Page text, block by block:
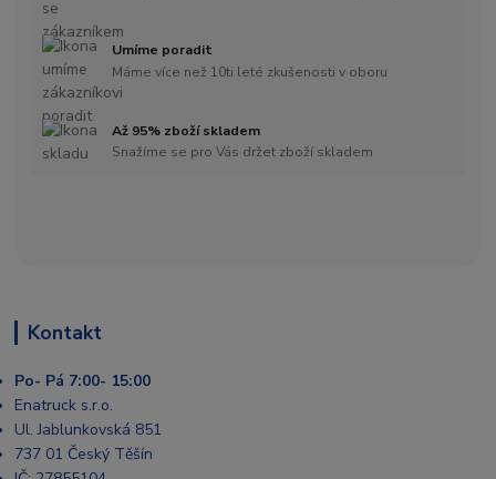
Umíme poradit
Máme více než 10ti leté zkušenosti v oboru
Až 95% zboží skladem
Snažíme se pro Vás držet zboží skladem
Kontakt
Po- Pá 7:00- 15:00
Enatruck s.r.o.
Ul. Jablunkovská 851
737 01 Český Těšín